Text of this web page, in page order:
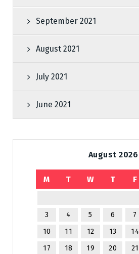
September 2021
August 2021
July 2021
June 2021
August 2026
M T W T F
3
4 5 6 7
10
11 12 13 14
17
18 19 20 21